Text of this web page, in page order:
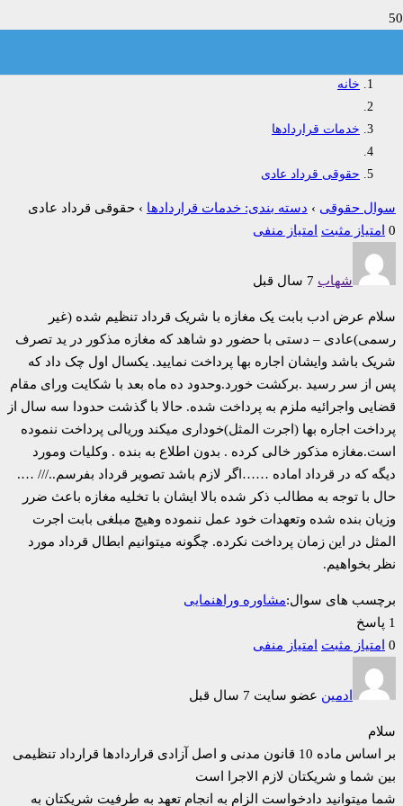
خانه
خدمات قراردادها
حقوقی قرداد عادی
سوال حقوقی › دسته بندی: خدمات قراردادها › حقوقی قرداد عادی
0 امتیاز مثبت امتیاز منفی
شهاب
سلام عرض ادب بابت یک مغازه با شریک قرداد تنظیم شده (غیر
رسمی)عادی – دستی با حضور دو شاهد که مغازه مذکور در ید تصرف
شریک باشد وایشان اجاره بها پرداخت نمایید. یکسال اول چک داد که
پس از سر رسید .برکشت خورد.وحدود ده ماه بعد با شکایت ورای مقام
قضایی واجرائیه ملزم به پرداخت شده. حالا با گذشت حدودا سه سال از
پرداخت اجاره بها (اجرت المثل)خوداری میکند وریالی پرداخت ننموده
است.مغازه مذکور خالی کرده . بدون اطلاع به بنده . وکلیات ومورد
دیگه که در قرداد اماده ……اگر لازم باشد تصویر قرداد بفرسم../// ….
حال با توجه به مطالب ذکر شده بالا ایشان با تخلیه مغازه باعث ضرر
وزیان بنده شده وتعهدات خود عمل ننموده وهیچ مبلغی بابت اجرت
المثل در این زمان پرداخت نکرده. چگونه میتوانیم ابطال قرداد مورد
نظر بخواهیم.
برچسب های سوال:مشاوره وراهنمایی
1 پاسخ
0 امتیاز مثبت امتیاز منفی
ادمین عضو سایت
سلام
بر اساس ماده 10 قانون مدنی و اصل آزادی قراردادها قرارداد تنظیمی
بین شما و شریکتان لازم الاجرا است
شما میتوانید دادخواست الزام به انجام تعهد به طرفیت شریکتان به